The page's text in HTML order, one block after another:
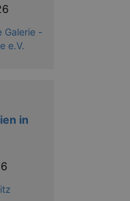
Galerie -
e.V.
in